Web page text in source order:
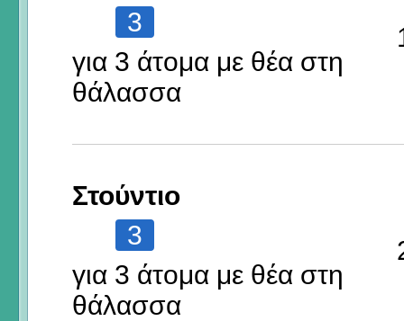
3
για 3 άτομα με θέα στη
θάλασσα
Στούντιο
3
για 3 άτομα με θέα στη
θάλασσα